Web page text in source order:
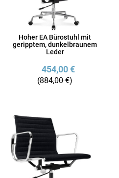
Hoher EA Bürostuhl mit
geripptem, dunkelbraunem
Leder
454,00 €
(884,00 €)